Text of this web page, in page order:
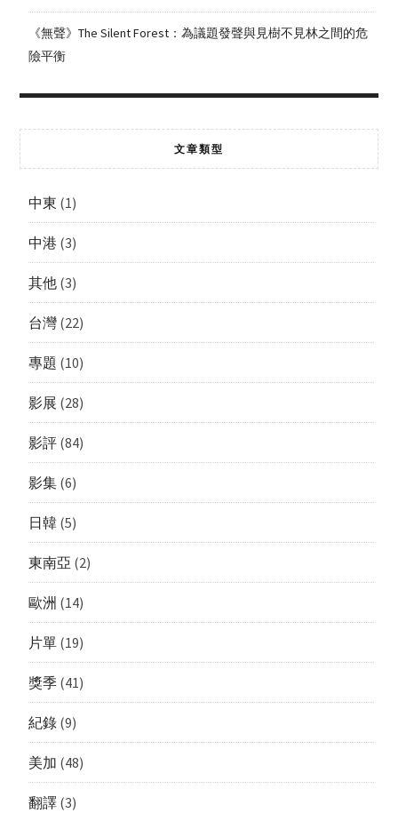
《無聲》The Silent Forest：為議題發聲與見樹不見林之間的危
險平衡
文章類型
中東 (1)
中港 (3)
其他(3)
台灣(22)
專題 (10)
影展 (28)
影評(84)
影集(6)
日韓(5)
東南亞 (2)
歐洲 (14)
片單(19)
獎季(41)
紀錄(9)
美加 (48)
翻譯(3)